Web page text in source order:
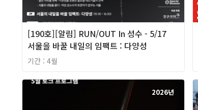
[190호][알림] RUN/OUT In 성수 - 5/17
서울을 바꿀 내일의 임팩트 : 다양성
기간 : 4월
2026년